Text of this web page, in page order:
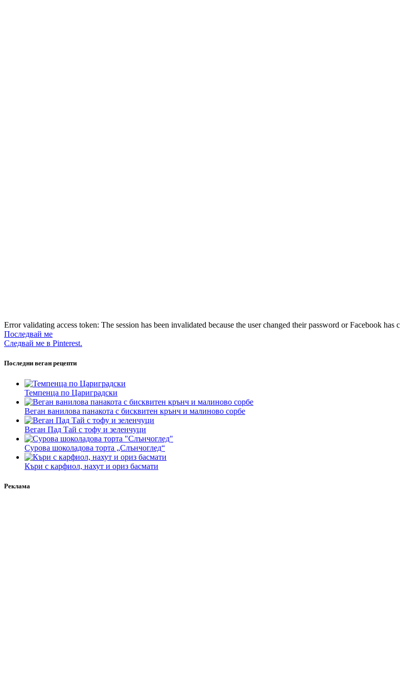
Error validating access token: The session has been invalidated because the user changed their password or Facebook has
Последвай ме
Следвай ме в Pinterest.
Последни веган рецепти
Темпенца по Цариградски
Веган ванилова панакота с бисквитен крънч и малиново сорбе
Веган Пад Тай с тофу и зеленчуци
Сурова шоколадова торта „Слънчоглед“
Къри с карфиол, нахут и ориз басмати
Реклама